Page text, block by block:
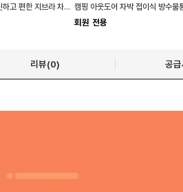
(국산제조) 푹신하고 편한 지브라 차량용 목쿠션
회원 전용
리뷰(0) 공